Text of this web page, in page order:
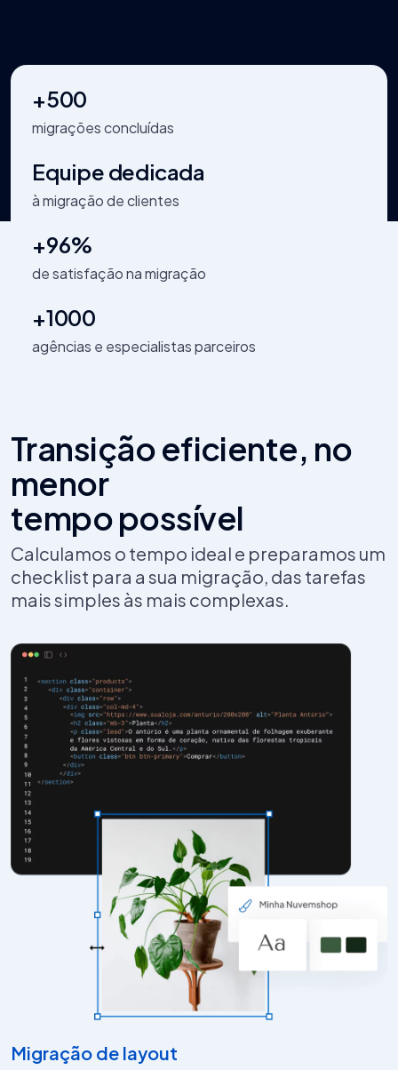
+500
migrações concluídas
Equipe dedicada
à migração de clientes
+96%
de satisfação na migração
+1000
agências e especialistas parceiros
Transição eficiente, no
menor
tempo possível
Calculamos o tempo ideal e preparamos um
checklist para a sua migração, das tarefas
mais simples às mais complexas.
Migração de layout